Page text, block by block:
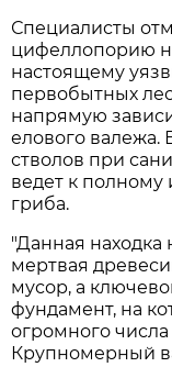
Специалисты
цифеллопорию
настоящему
первобытных
напрямую
елового валежа.
стволов при
ведет к
гриба.
"Данная находка
мертвая
мусор, а
фундамент, на
огромного
Крупномерный